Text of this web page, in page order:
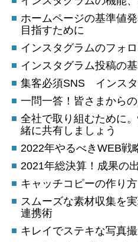
ホームページの基準値
目指すために
インスタグラムのフォ
インスタグラム投稿の
集客必須SNS インス
一問一答！皆さまから
全社で取り組むために
緒に共有しましょう
2022年やるべきWEB戦
2021年総決算！成果の
キャッチコピーの作り方
スムーズな素材収集を
連携術
キレイでステキな写真